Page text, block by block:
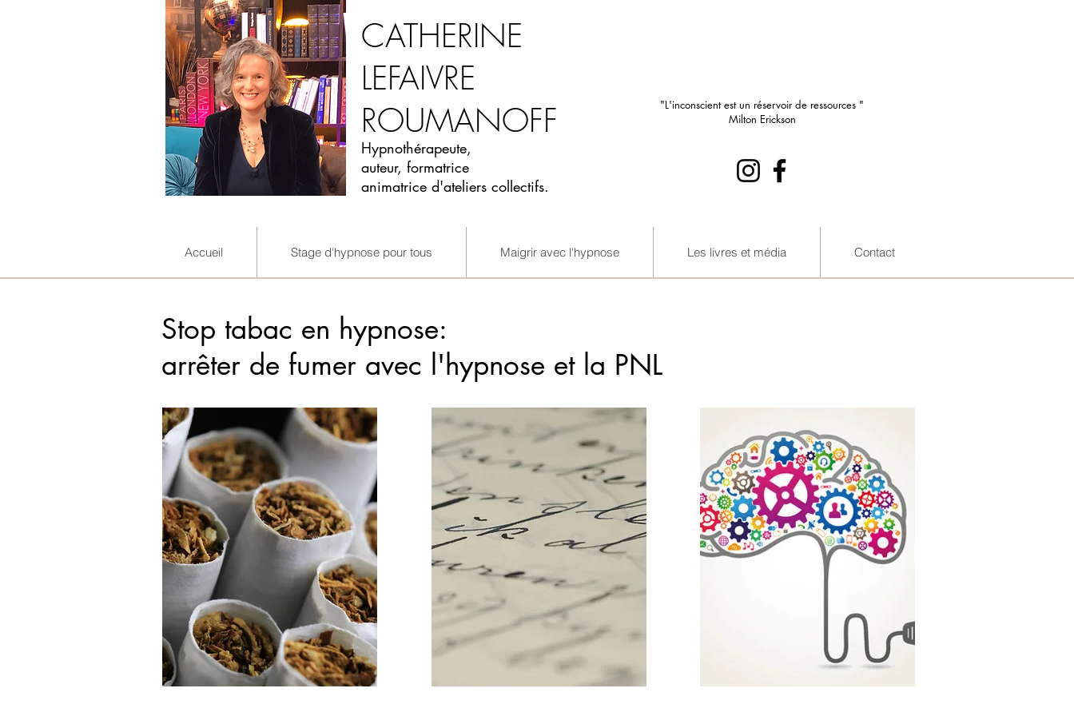
CATHERINE
LEFAIVRE
ROUMANOFF
"L'inconscient est un réservoir de ressources "
Milton Erickson
Hypnothérapeute,
auteur, formatrice
animatrice d'ateliers collectifs.
Accueil Stage d'hypnose pour tous Maigrir avec l'hypnose Les livres et média Contact
Stop tabac en hypnose:
arrêter de fumer avec l'hypnose et la PNL